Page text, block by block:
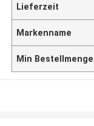
Lieferzeit
Markenname
Min Bestellmenge